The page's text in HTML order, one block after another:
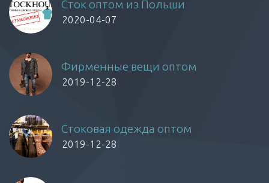
Сток оптом из Польши
2020-04-07
Фирменные вещи оптом
2019-12-28
Стоковая одежда оптом
2019-12-28